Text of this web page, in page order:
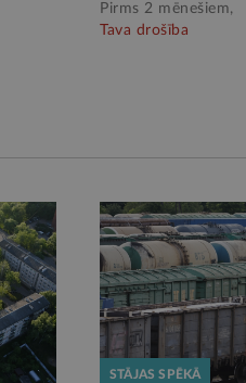
Pirms 2 mēnešiem,
Tava drošība
STĀJAS SPĒKĀ